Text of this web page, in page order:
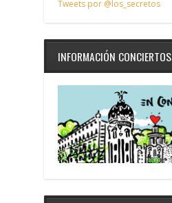
Tweets por @los_secretos
INFORMACIÓN CONCIERTOS